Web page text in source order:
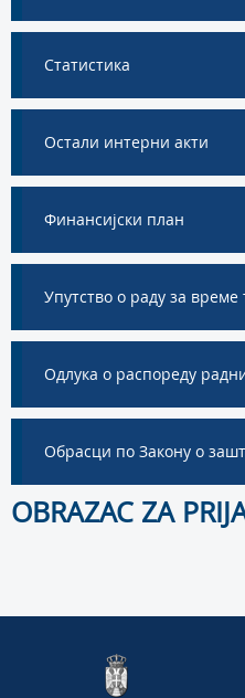
Статистика
Остали интерни акти
Финансијски план
Упутство о раду за
Одлука о распореду
Обрасци по Закону о
OBRAZAC ZA